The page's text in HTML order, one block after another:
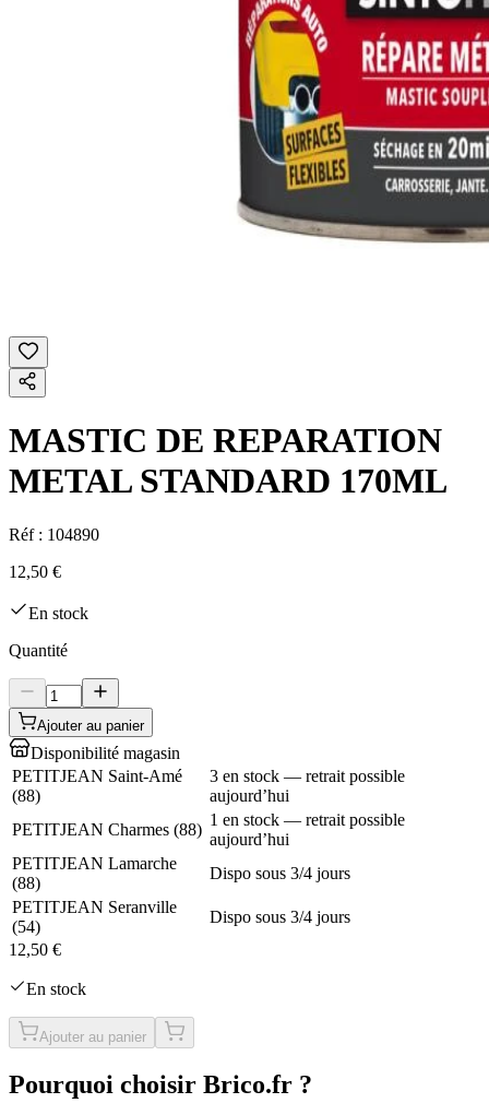
MASTIC DE REPARATION
METAL STANDARD 170ML
Réf : 104890
12,50 €
En stock
Quantité
Ajouter au panier
Disponibilité magasin
PETITJEAN Saint-Amé
(88)
3 en stock — retrait possible
aujourd’hui
PETITJEAN Charmes (88)
1 en stock — retrait possible
aujourd’hui
PETITJEAN Lamarche
(88)
Dispo sous 3/4 jours
PETITJEAN Seranville
(54)
Dispo sous 3/4 jours
12,50 €
En stock
Ajouter au panier
Pourquoi choisir Brico.fr ?